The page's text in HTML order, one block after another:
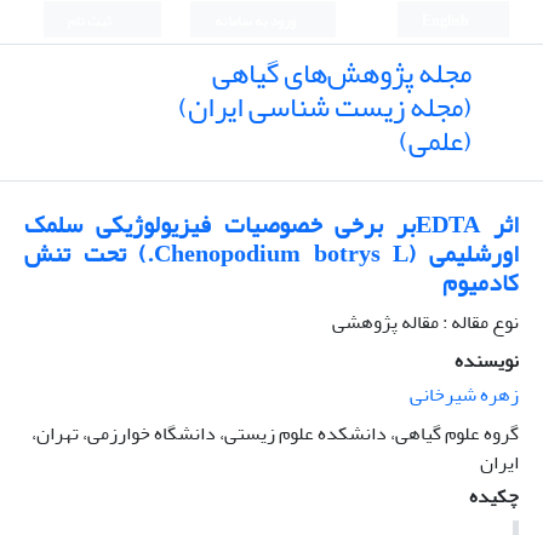
مجله پژوهش‌های گیاهی
(مجله زیست شناسی ایران)
(علمی)
اثر EDTAبر برخی خصوصیات فیزیولوژیکی سلمک
اورشلیمی (Chenopodium botrys L.) تحت تنش
کادمیوم
نوع مقاله : مقاله پژوهشی
نویسنده
زهره شیرخانی
گروه علوم گیاهی، دانشکده علوم زیستی، دانشگاه خوارزمی، تهران،
ایران
چکیده